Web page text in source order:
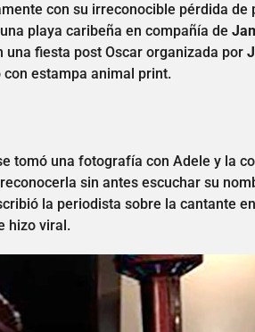
con su irreconocible pérdida de
playa caribeña en compañía de
fiesta post Oscar organizada por
estampa animal print.
tomó una fotografía con Adele y la
sin antes escuchar su
la periodista sobre la cantante
hizo viral.